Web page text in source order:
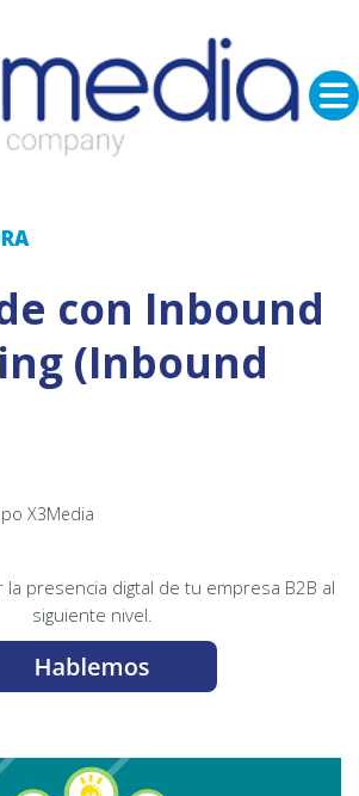
con Inbound
(Inbound
X3Media
la presencia digtal de tu empresa B2B al
siguiente nivel.